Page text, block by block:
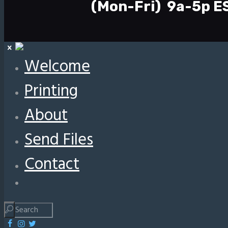
(Mon-Fri) 9a-5p
Welcome
Printing
About
Send Files
Contact